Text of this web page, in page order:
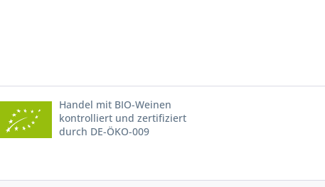
Handel mit BIO-Weinen
kontrolliert und zertifiziert
durch DE-ÖKO-009